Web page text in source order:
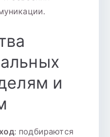
и
: подбираются